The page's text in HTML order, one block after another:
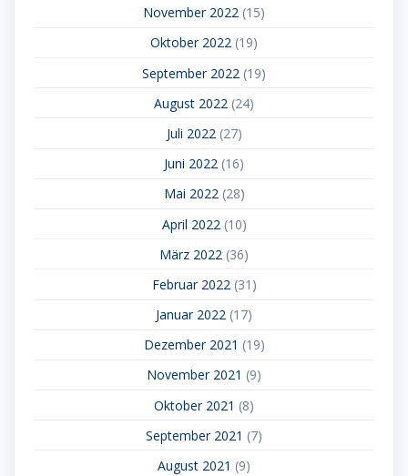
November 2022 (15)
Oktober 2022 (19)
September 2022 (19)
August 2022 (24)
Juli 2022(27)
Juni 2022 (16)
Mai 2022(28)
April 2022 (10)
März 2022 (36)
Februar 2022(31)
Januar 2022 (17)
Dezember 2021 (19)
November 2021 (9)
Oktober 2021 (8)
September 2021 (7)
August 2021 (9)